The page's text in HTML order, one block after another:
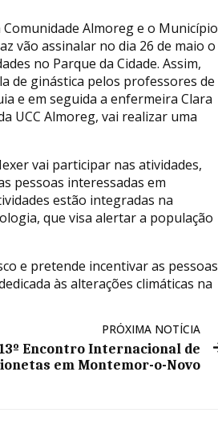
Comunidade Almoreg e o Município
vão assinalar no dia 26 de maio o
no Parque da Cidade. Assim,
de ginástica pelos professores de
e em seguida a enfermeira Clara
UCC Almoreg, vai realizar uma
vai participar nas atividades,
pessoas interessadas em
estão integradas na
que visa alertar a população
e pretende incentivar as pessoas
às alterações climáticas na
PRÓXIMA NOTÍCIA
Encontro Internacional de
em Montemor-o-Novo